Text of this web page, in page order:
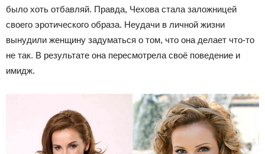
было хоть отбавляй. Правда, Чехова стала заложницей
своего эротического образа. Неудачи в личной жизни
вынудили женщину задуматься о том, что она делает что-то
не так. В результате она пересмотрела своё поведение и
имидж.